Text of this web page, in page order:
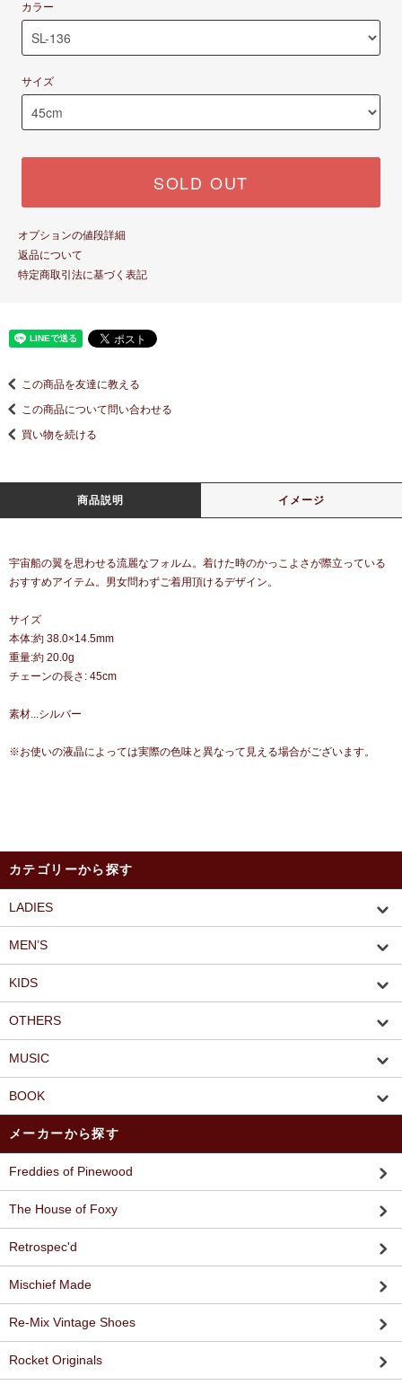
カラー
サイズ
SOLD OUT
オプションの値段詳細
返品について
特定商取引法に基づく表記
この商品を友達に教える
この商品について問い合わせる
買い物を続ける
商品説明 イメージ
宇宙船の翼を思わせる流麗なフォルム。着けた時のかっこよさが際立っている
おすすめアイテム。男女問わずご着用頂けるデザイン。
サイズ
本体:約 38.0×14.5mm
重量:約 20.0g
チェーンの長さ: 45cm
素材...シルバー
※お使いの液晶によっては実際の色味と異なって見える場合がございます。
カテゴリーから探す
LADIES
MEN’S
KIDS
OTHERS
MUSIC
BOOK
メーカーから探す
Freddies of Pinewood
The House of Foxy
Retrospec'd
Mischief Made
Re-Mix Vintage Shoes
Rocket Originals